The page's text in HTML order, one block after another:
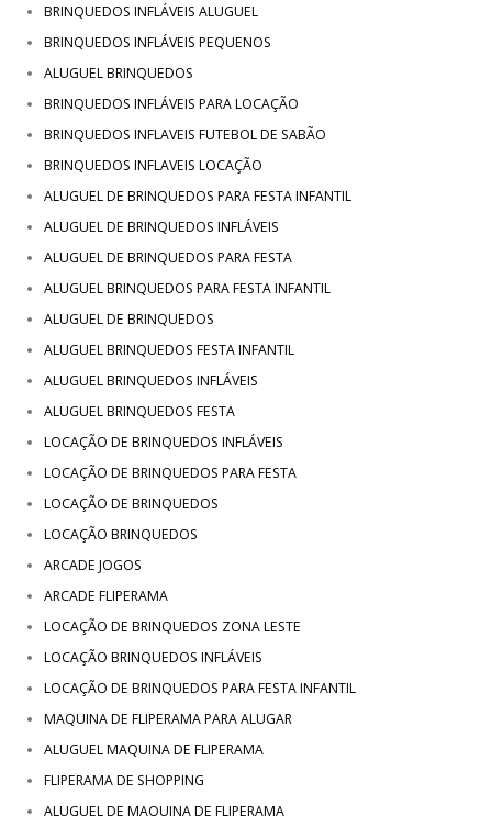
BRINQUEDOS INFLÁVEIS ALUGUEL
BRINQUEDOS INFLÁVEIS PEQUENOS
ALUGUEL BRINQUEDOS
BRINQUEDOS INFLÁVEIS PARA LOCAÇÃO
BRINQUEDOS INFLAVEIS FUTEBOL DE SABÃO
BRINQUEDOS INFLAVEIS LOCAÇÃO
ALUGUEL DE BRINQUEDOS PARA FESTA INFANTIL
ALUGUEL DE BRINQUEDOS INFLÁVEIS
ALUGUEL DE BRINQUEDOS PARA FESTA
ALUGUEL BRINQUEDOS PARA FESTA INFANTIL
ALUGUEL DE BRINQUEDOS
ALUGUEL BRINQUEDOS FESTA INFANTIL
ALUGUEL BRINQUEDOS INFLÁVEIS
ALUGUEL BRINQUEDOS FESTA
LOCAÇÃO DE BRINQUEDOS INFLÁVEIS
LOCAÇÃO DE BRINQUEDOS PARA FESTA
LOCAÇÃO DE BRINQUEDOS
LOCAÇÃO BRINQUEDOS
ARCADE JOGOS
ARCADE FLIPERAMA
LOCAÇÃO DE BRINQUEDOS ZONA LESTE
LOCAÇÃO BRINQUEDOS INFLÁVEIS
LOCAÇÃO DE BRINQUEDOS PARA FESTA INFANTIL
MAQUINA DE FLIPERAMA PARA ALUGAR
ALUGUEL MAQUINA DE FLIPERAMA
FLIPERAMA DE SHOPPING
ALUGUEL DE MAQUINA DE FLIPERAMA